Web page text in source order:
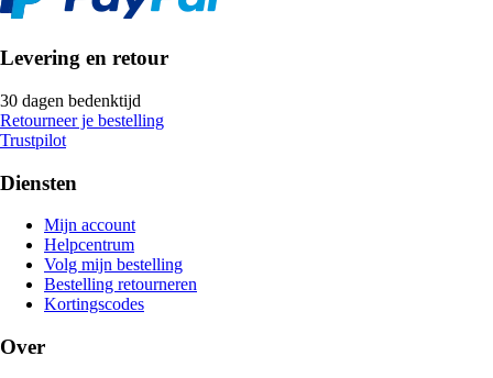
Levering en retour
30 dagen bedenktijd
Retourneer je bestelling
Trustpilot
Diensten
Mijn account
Helpcentrum
Volg mijn bestelling
Bestelling retourneren
Kortingscodes
Over